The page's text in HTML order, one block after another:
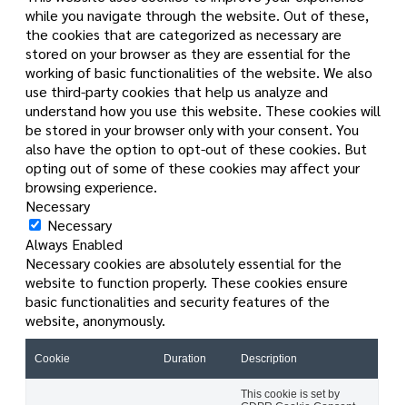
while you navigate through the website. Out of these,
the cookies that are categorized as necessary are
stored on your browser as they are essential for the
working of basic functionalities of the website. We also
use third-party cookies that help us analyze and
understand how you use this website. These cookies will
be stored in your browser only with your consent. You
also have the option to opt-out of these cookies. But
opting out of some of these cookies may affect your
browsing experience.
Necessary
Necessary
Always Enabled
Necessary cookies are absolutely essential for the
website to function properly. These cookies ensure
basic functionalities and security features of the
website, anonymously.
Cookie Duration Description
This cookie is set by